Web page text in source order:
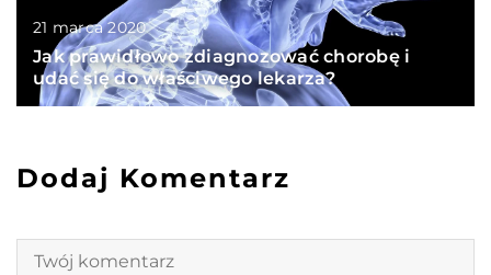
21 marca 2020
Jak prawidłowo zdiagnozować chorobę i
udać się do właściwego lekarza?
Dodaj Komentarz